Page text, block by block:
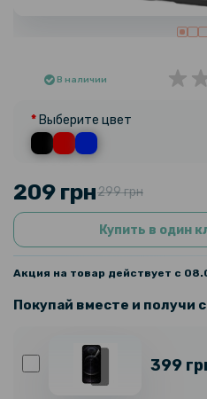
В наличии
Выберите цвет
209 грн299 грн
Купить в один
Акция на товар действует с
Покупай вместе и получи
399